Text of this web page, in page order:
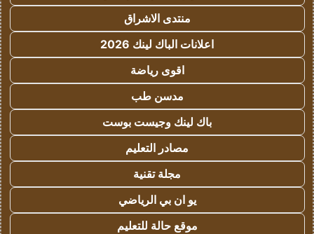
منتدى الاشراق
اعلانات الباك لينك 2026
اقوى رياضة
مدسن طب
باك لينك وجيست بوست
مصادر التعليم
مجلة تقنية
يو ان بي الرياضي
موقع حالة للتعليم